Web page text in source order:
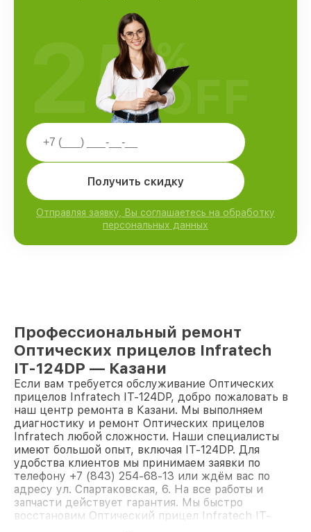
Получить скидку
Отправляя заявку, Вы соглашаетесь на обработку
персональных данных
25%
OFF
Профессиональный ремонт
Оптических прицелов Infratech
IT-124DP — Казани
Если вам требуется обслуживание Оптических
прицелов Infratech IT-124DP, добро пожаловать в
наш центр ремонта в Казани. Мы выполняем
диагностику и ремонт Оптических прицелов
Infratech любой сложности. Наши специалисты
имеют большой опыт, включая IT-124DP. Для
удобства клиентов мы принимаем заявки по
телефону +7 (843) 254-68-13 или ждём вас по
адресу ул. Спартаковская, 6. На все работы и
запчасти действует гарантия. Мы быстро
восстановим Оптический прицел Infratech IT-